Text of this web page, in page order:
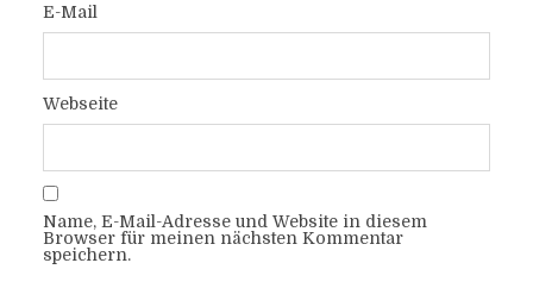
E-Mail
Webseite
Name, E-Mail-Adresse und Website in diesem
Browser für meinen nächsten Kommentar
speichern.